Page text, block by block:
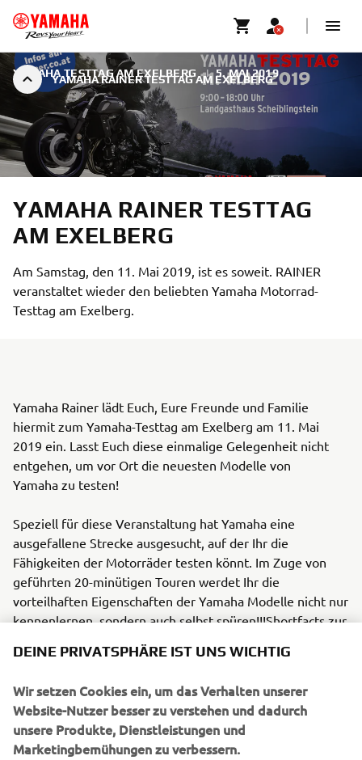
YAMAHA RAINER TESTTAG AM EXELBERG
YAMAHA TESTTAG AM EXELBERG | 5. MAI 2019
YAMAHA RAINER TESTTAG
AM EXELBERG
Am Samstag, den 11. Mai 2019, ist es soweit. RAINER
veranstaltet wieder den beliebten Yamaha Motorrad-
Testtag am Exelberg.
Yamaha Rainer lädt Euch, Eure Freunde und Familie
hiermit zum Yamaha-Testtag am Exelberg am 11. Mai
2019 ein. Lasst Euch diese einmalige Gelegenheit nicht
entgehen, um vor Ort die neuesten Modelle von
Yamaha zu testen!
Speziell für diese Veranstaltung hat Yamaha eine
ausgefallene Strecke ausgesucht, auf der Ihr die
Fähigkeiten der Motorräder testen könnt. Im Zuge von
geführten 20-minütigen Touren werdet Ihr die
vorteilhaften Eigenschaften der Yamaha Modelle nicht nur
kennenlernen, sondern auch selbst spüren!!!Shortfacts zur
Klosterneuburg
Datum: 11. Mai 2019
Uhrzeit: 09:00 bis 18:00 Uhr
DEINE PRIVATSPHÄRE IST UNS WICHTIG
Wir setzen Cookies ein, um das Verhalten unserer
Website-Nutzer besser zu verstehen und dadurch
unsere Produkte, Dienstleistungen und
Marketingbemühungen zu verbessern.